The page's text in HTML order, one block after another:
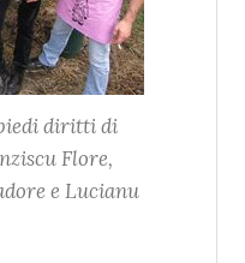
dirittidi
Flore,
e Lucianu